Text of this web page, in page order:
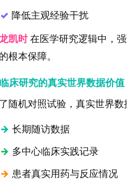
✓ 降低主观经验干扰
凯时在医学研究逻辑中，
根本保障。
床研究的真实世界数据价值
随机对照试验，真实世界数
→ 长期随访数据
→ 多中心临床实践记录
→ 患者真实用药与反应情况